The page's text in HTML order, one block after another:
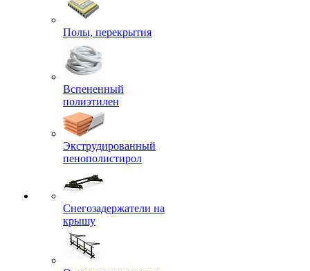
Полы, перекрытия
Вспененный
полиэтилен
Экструдированный
пенополистирол
Снегозадержатели на
крышу